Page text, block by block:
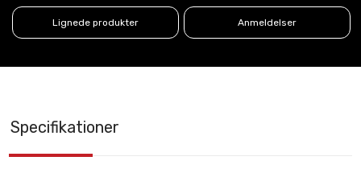
Lignede produkter Anmeldelser
Specifikationer